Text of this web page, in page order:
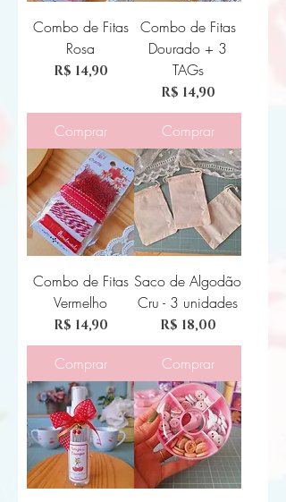
Combo de Fitas
Rosa
Preço
R$ 14,90
Comprar
Combo de Fitas
Dourado + 3
TAGs
Preço
R$ 14,90
Comprar
Combo de Fitas
Vermelho
Preço
R$ 14,90
Comprar
Saco de Algodão
Cru - 3 unidades
Preço
R$ 18,00
Comprar